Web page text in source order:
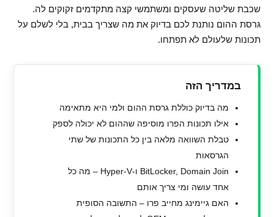
שכבת שליטה שעסקים ומשתמשי קצה מתקדמים זקוקים לה.
גרסת ההום נותנת לכם בדיוק את מה שצריך בבית, בלי לשלם על
תכונות שלעולם לא תפתחו.
במדריך הזה
מה בדיוק כוללת גרסת ההום ולמי היא מתאימה
אילו תכונות הפרו מוסיפה שההום לא יכולה לספק
טבלת השוואה מלאה בין כל התכונות של שתי
הגרסאות
BitLocker, Domain Join ו-Hyper-V – מה כל
אחד עושה ומי צריך אותם
האם גיימינג מחייב פרו – התשובה הסופית